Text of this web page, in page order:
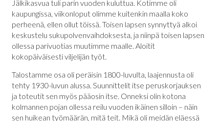
Jälkikasvua tuli parin vuoden kuluttua. Kotimme oli
kaupungissa, viikonloput olimme kuitenkin maalla koko
perheenä, ellen ollut töissä. Toisen lapsen synnyttyä alkoi
keskustelu sukupolvenvaihdoksesta, ja niinpä toisen lapsen
ollessa parivuotias muutimme maalle. Aloitit
kokopäiväisesti viljelijän työt.
Talostamme osa oli peräisin 1800-luvulta, laajennusta oli
tehty 1930-luvun alussa. Suunnittelit itse peruskorjauksen
ja toteutit sen myös pääosin itse. Onneksi olin kotona
kolmannen pojan ollessa reilu vuoden ikäinen silloin – näin
sen huikean työmäärän, mitä teit. Mikä oli meidän eläessä